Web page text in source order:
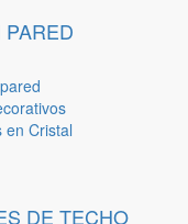
Cristal
DE TECHO